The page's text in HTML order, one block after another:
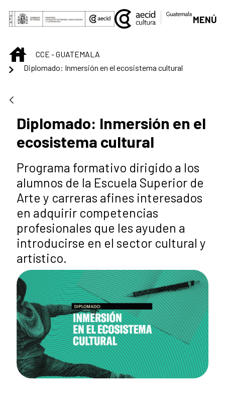
Saltar al contenido principal
MENÚ
INICIOCCE - GUATEMALA
Diplomado: Inmersión en el ecosistema cultural
Diplomado: Inmersión en el
ecosistema cultural
Programa formativo dirigido a los
alumnos de la Escuela Superior de
Arte y carreras afines interesados
en adquirir competencias
profesionales que les ayuden a
introducirse en el sector cultural y
artístico.